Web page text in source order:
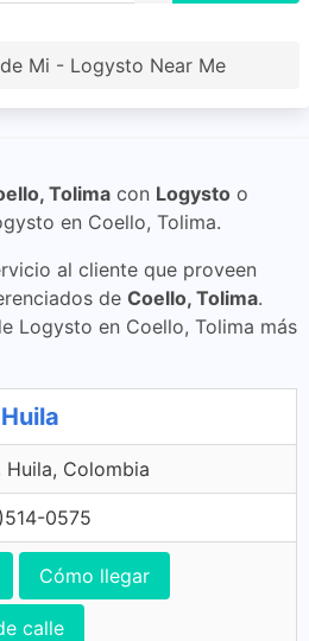
Mi - Logysto Near Me
Tolima con Logysto o
en Coello, Tolima.
al cliente que proveen
de Coello, Tolima.
Logysto en Coello, Tolima más
Huila, Colombia
0575
Cómo llegar
calle